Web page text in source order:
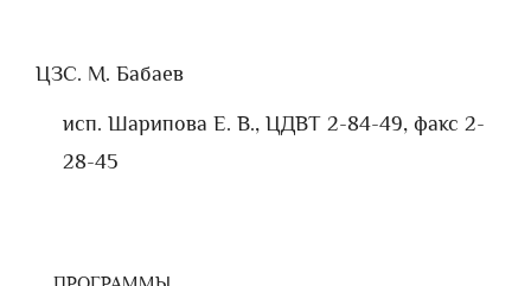
ЦЗС. М. Бабаев
исп. Шарипова Е. В., ЦДВТ 2-84-49, факс 2-
28-45